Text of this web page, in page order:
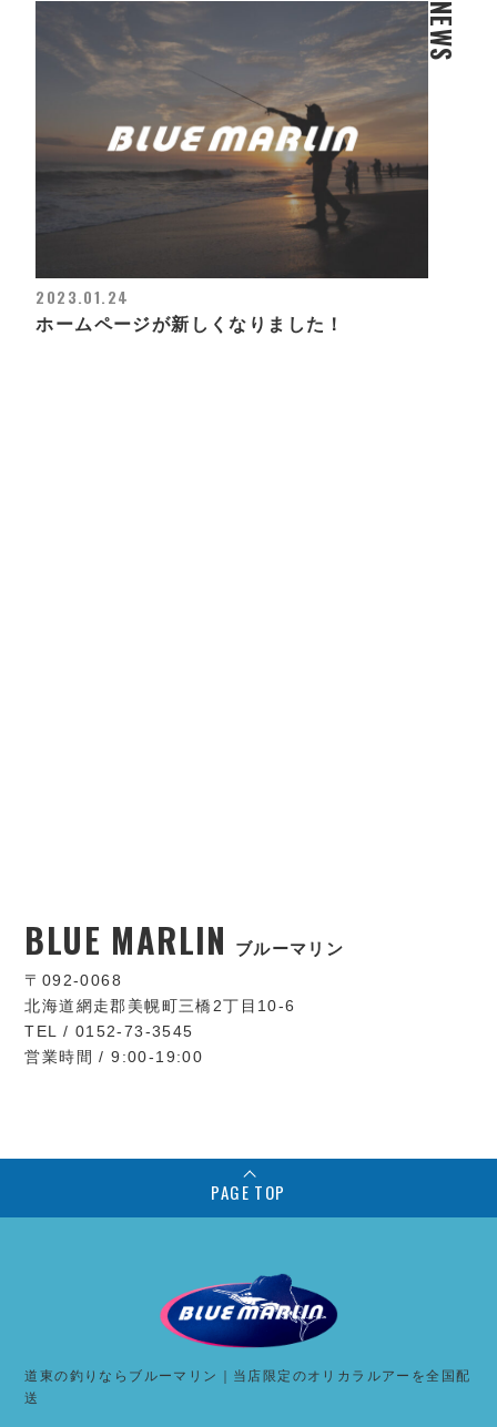
NEWS
2023.01.24
ホームページが新しくなりました！
BLUE MARLIN ブルーマリン
〒092-0068
北海道網走郡美幌町三橋2丁目10-6
TEL / 0152-73-3545
営業時間 / 9:00-19:00
PAGE TOP
道東の釣りならブルーマリン｜当店限定のオリカラルアーを全国配
送